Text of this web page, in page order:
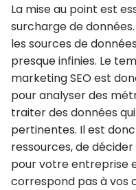
La mise au point est
surcharge de
les sources de
presque infinies. Le
marketing SEO est
pour analyser des
traiter des données
pertinentes. Il est
ressources, de
pour votre entreprise
correspond pas à vos